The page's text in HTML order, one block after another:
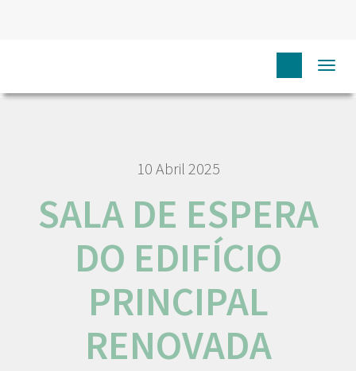
10 Abril 2025
SALA DE ESPERA
DO EDIFÍCIO
PRINCIPAL
RENOVADA